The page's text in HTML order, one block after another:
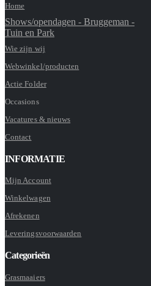
Home
Shows/opendagen - Bruggeman -
Tuin en Park
Wie zijn wij
Webwinkel/producten
Actie Folder
Occasions
Vacatures & nieuws
Contact
INFORMATIE
Mijn Account
Winkelwagen
Afrekenen
Leveringsvoorwaarden
Categorieën
Grasmaaiers